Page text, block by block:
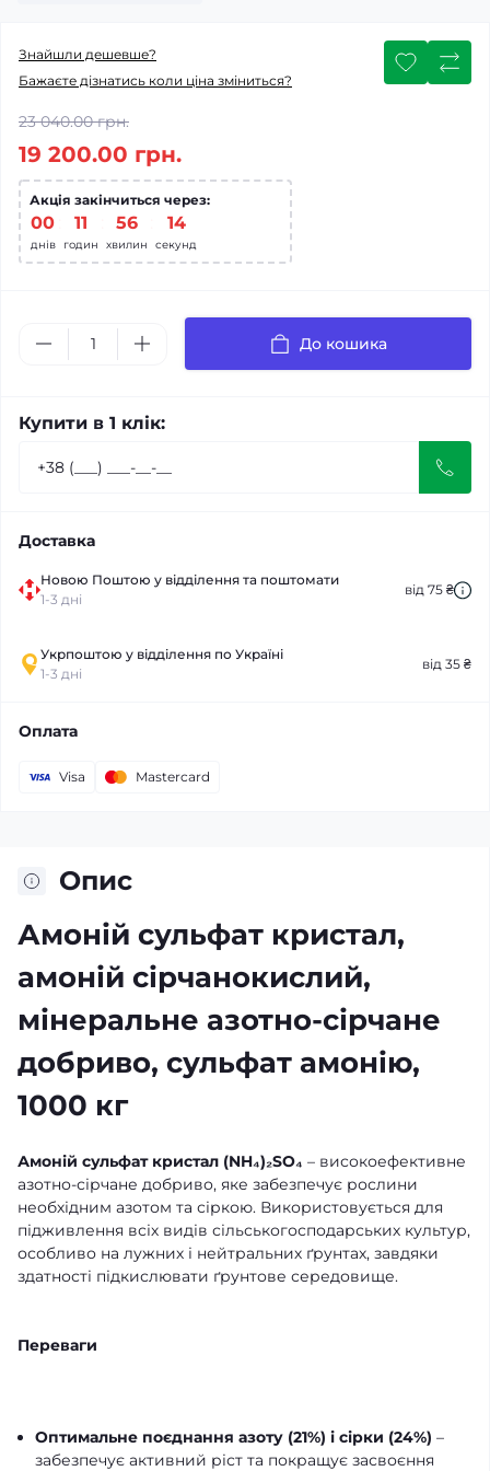
Знайшли дешевше?
Бажаєте дізнатись коли ціна зміниться?
23 040.00 грн.
19 200.00 грн.
Акція закінчиться через:
00
днів
11
годин
56
хвилин
13
секунд
До кошика
Купити в 1 клік:
Доставка
Новою Поштою у відділення та поштомати
1-3 дні
від 75 ₴
Укрпоштою у відділення по Україні
1-3 дні
від 35 ₴
Оплата
Visa Mastercard
Опис
Амоній сульфат кристал,
амоній сірчанокислий,
мінеральне азотно-сірчане
добриво, сульфат амонію,
1000 кг
Амоній сульфат кристал (NH₄)₂SO₄ – високоефективне
азотно-сірчане добриво, яке забезпечує рослини
необхідним азотом та сіркою. Використовується для
підживлення всіх видів сільськогосподарських культур,
особливо на лужних і нейтральних ґрунтах, завдяки
здатності підкислювати ґрунтове середовище.
Переваги
Оптимальне поєднання азоту (21%) і сірки (24%) –
забезпечує активний ріст та покращує засвоєння